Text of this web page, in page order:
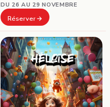
DU 26 AU 29 NOVEMBRE
Réserver